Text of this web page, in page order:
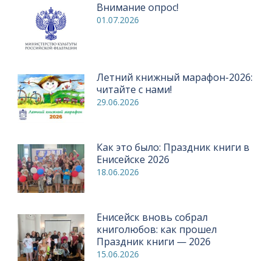
Внимание опрос!
01.07.2026
Летний книжный марафон-2026:
читайте с нами!
29.06.2026
Как это было: Праздник книги в
Енисейске 2026
18.06.2026
Енисейск вновь собрал
книголюбов: как прошел
Праздник книги — 2026
15.06.2026